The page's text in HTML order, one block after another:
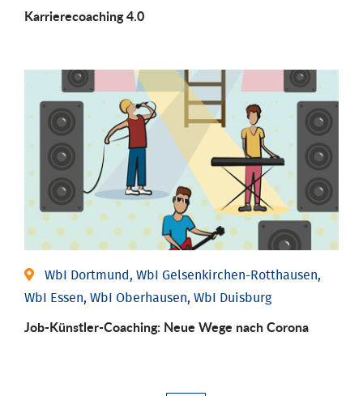
Karriere­coaching 4.0
WbI Dortmund, WbI Gelsenkirchen-Rotthausen,
WbI Essen, WbI Oberhausen, WbI Duisburg
Job-Künstler-Coaching: Neue Wege nach Corona